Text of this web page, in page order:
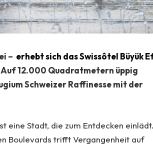
– erhebt sich das Swissôtel Büyük
12.000 Quadratmetern üppig
Schweizer Raffinesse mit der
eine Stadt, die zum Entdecken einlädt.
Boulevards trifft Vergangenheit auf